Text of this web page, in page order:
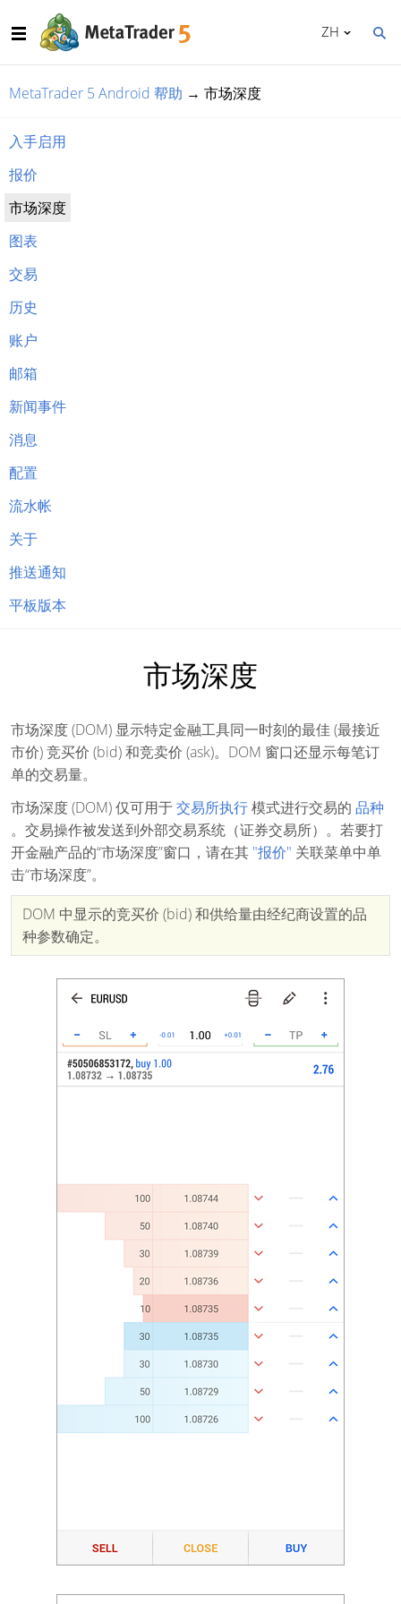
ZH
MetaTrader 5 Android 帮助 → 市场深度
入手启用
报价
市场深度
图表
交易
历史
账户
邮箱
新闻事件
消息
配置
流水帐
关于
推送通知
平板版本
市场深度
市场深度 (DOM) 显示特定金融工具同一时刻的最佳 (最接近
市价) 竞买价 (bid) 和竞卖价 (ask)。DOM 窗口还显示每笔订
单的交易量。
市场深度 (DOM) 仅可用于交易所执行模式进行交易的 品种
。交易操作被发送到外部交易系统（证券交易所）。若要打
开金融产品的“市场深度”窗口，请在其 "报价" 关联菜单中单
击“市场深度”。
DOM 中显示的竞买价 (bid) 和供给量由经纪商设置的品
种参数确定。